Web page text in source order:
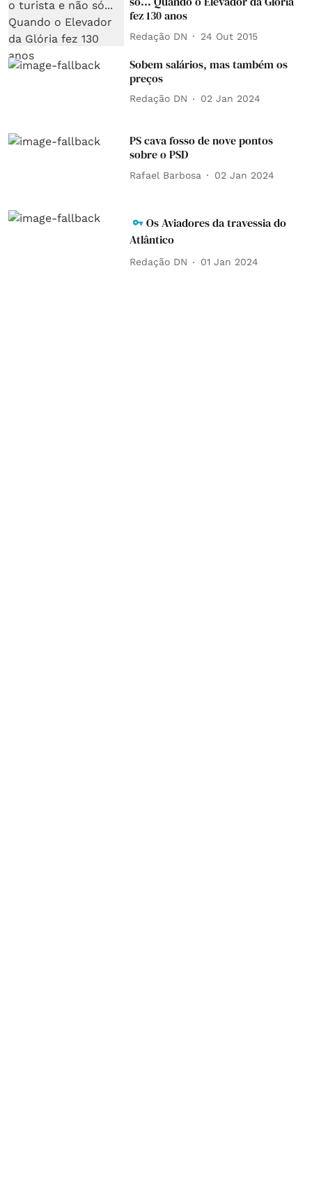
fez 130 anos
Redação DN 24 Out 2015
Sobem salários, mas também os
preços
Redação DN 02 Jan 2024
PS cava fosso de nove pontos
sobre o PSD
Rafael Barbosa 02 Jan 2024
Os Aviadores da travessia do
Atlântico
Redação DN 01 Jan 2024